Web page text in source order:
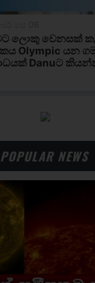
POPULAR NEWS